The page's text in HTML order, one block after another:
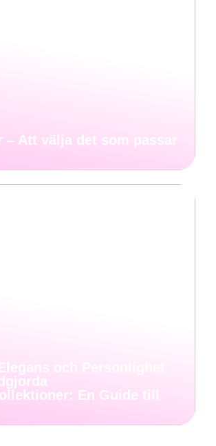
– Att välja det som passar
och Personlighet
En Guide till